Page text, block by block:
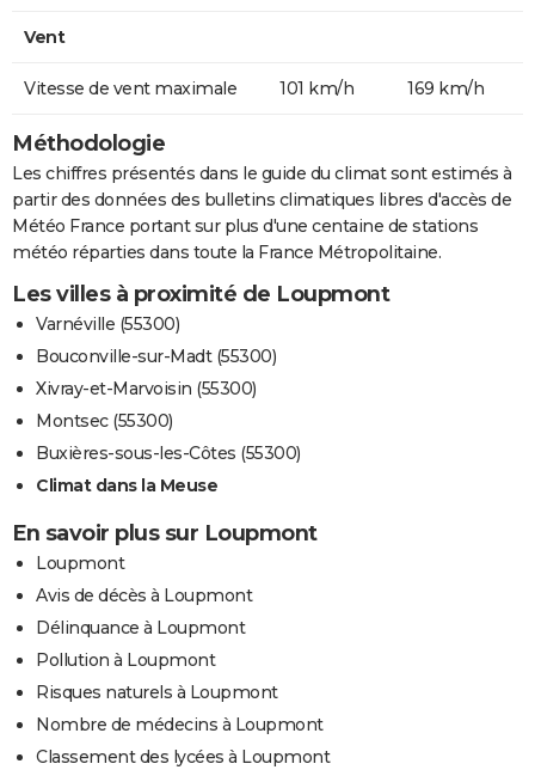
Vent
Vitesse de vent maximale 101 km/h 169 km/h
Méthodologie
Les chiffres présentés dans le guide du climat sont estimés à
partir des données des bulletins climatiques libres d'accès de
Météo France portant sur plus d'une centaine de stations
météo réparties dans toute la France Métropolitaine.
Les villes à proximité de Loupmont
Varnéville (55300)
Bouconville-sur-Madt (55300)
Xivray-et-Marvoisin (55300)
Montsec (55300)
Buxières-sous-les-Côtes (55300)
Climat dans la Meuse
En savoir plus sur Loupmont
Loupmont
Avis de décès à Loupmont
Délinquance à Loupmont
Pollution à Loupmont
Risques naturels à Loupmont
Nombre de médecins à Loupmont
Classement des lycées à Loupmont